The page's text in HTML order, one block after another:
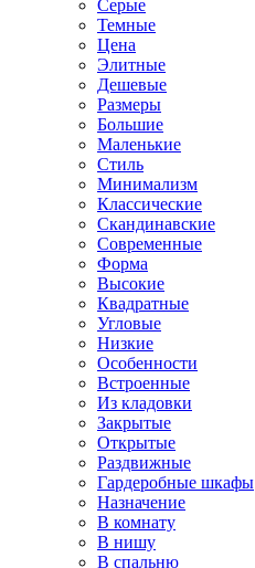
Серые
Темные
Цена
Элитные
Дешевые
Размеры
Большие
Маленькие
Стиль
Минимализм
Классические
Скандинавские
Современные
Форма
Высокие
Квадратные
Угловые
Низкие
Особенности
Встроенные
Из кладовки
Закрытые
Открытые
Раздвижные
Гардеробные шкафы
Назначение
В комнату
В нишу
В спальню